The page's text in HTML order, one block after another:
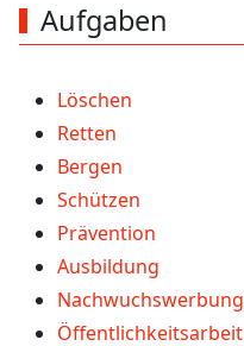
Aufgaben
Löschen
Retten
Bergen
Schützen
Prävention
Ausbildung
Nachwuchswerbung
Öffentlichkeitsarbeit